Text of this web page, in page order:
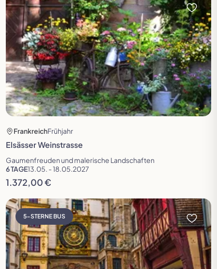
FrankreichFrühjahr
Elsässer Weinstrasse
Gaumenfreuden und malerische Landschaften
6 TAGE13.05. - 18.05.2027
1.372,00 €
5-STERNE BUS
Reise öffnen